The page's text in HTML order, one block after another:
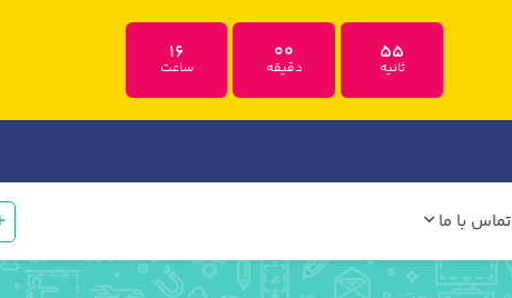
16
ساعت
00
دقیقه
54
ثانیه
تماس با ما